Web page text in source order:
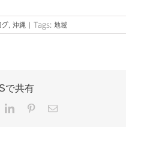
グ 沖縄 | Tags: 地域
で共有
LinkedInPinterest
電